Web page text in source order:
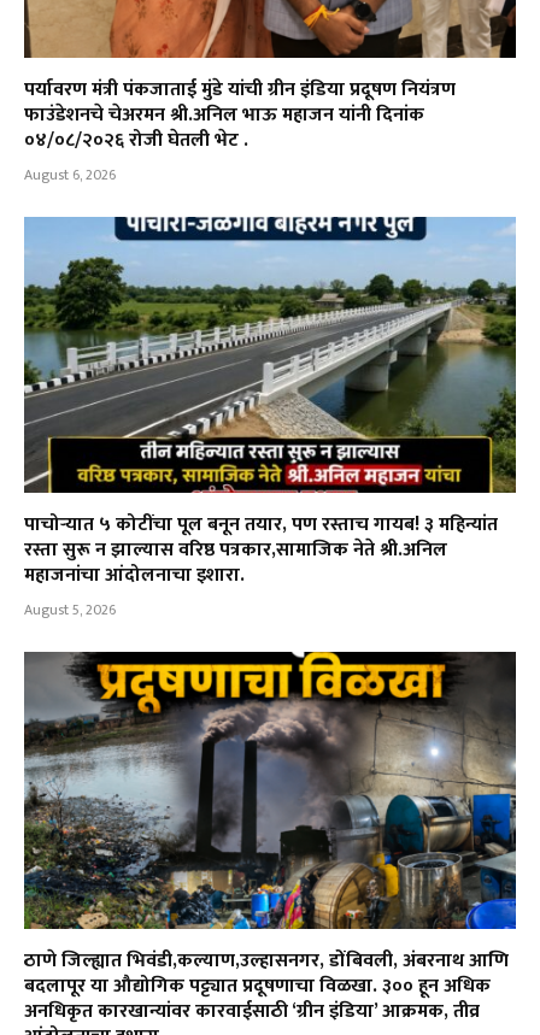
पर्यावरण मंत्री पंकजाताई मुंडे यांची ग्रीन इंडिया प्रदूषण नियंत्रण
फाउंडेशनचे चेअरमन श्री.अनिल भाऊ महाजन यांनी दिनांक
०४/०८/२०२६ रोजी घेतली भेट .
August 6, 2026
पाचोऱ्यात ५ कोटींचा पूल बनून तयार, पण रस्ताच गायब! ३ महिन्यांत
रस्ता सुरू न झाल्यास वरिष्ठ पत्रकार,सामाजिक नेते श्री.अनिल
महाजनांचा आंदोलनाचा इशारा.
August 5, 2026
ठाणे जिल्ह्यात भिवंडी,कल्याण,उल्हासनगर, डोंबिवली, अंबरनाथ आणि
बदलापूर या औद्योगिक पट्ट्यात प्रदूषणाचा विळखा. ३०० हून अधिक
अनधिकृत कारखान्यांवर कारवाईसाठी ‘ग्रीन इंडिया’ आक्रमक, तीव्र